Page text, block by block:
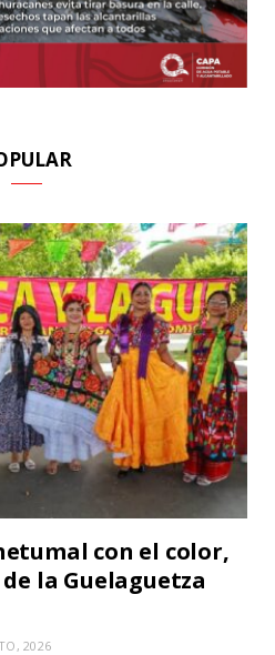
con el color,
la Guelaguetza
2026